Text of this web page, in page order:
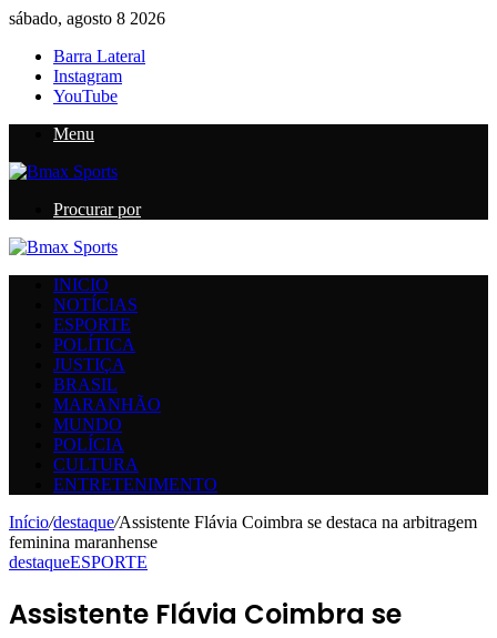
sábado, agosto 8 2026
Barra Lateral
Instagram
YouTube
Menu
Procurar por
INICIO
NOTÍCIAS
ESPORTE
POLÍTICA
JUSTIÇA
BRASIL
MARANHÃO
MUNDO
POLÍCIA
CULTURA
ENTRETENIMENTO
Início/destaque/Assistente Flávia Coimbra se destaca na arbitragem
feminina maranhense
destaqueESPORTE
Assistente Flávia Coimbra se